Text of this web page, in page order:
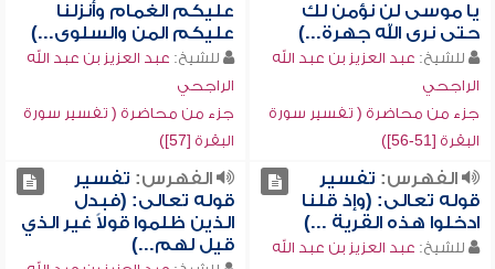
يا موسى لن نؤمن لك
حتى نرى الله جهرة...)
للشيخ: عبد العزيز بن عبد الله
الراجحي
جزء من محاضرة ( تفسير سورة
البقرة [51-56])
عليكم الغمام وأنزلنا
عليكم المن والسلوى...)
للشيخ: عبد العزيز بن عبد الله
الراجحي
جزء من محاضرة ( تفسير سورة
البقرة [57])
الفهرس: تفسير
قوله تعالى: (وإذ قلنا
ادخلوا هذه القرية ...)
للشيخ: عبد العزيز بن عبد الله
الفهرس: تفسير
قوله تعالى: (فبدل
الذين ظلموا قولاً غير الذي
قيل لهم...)